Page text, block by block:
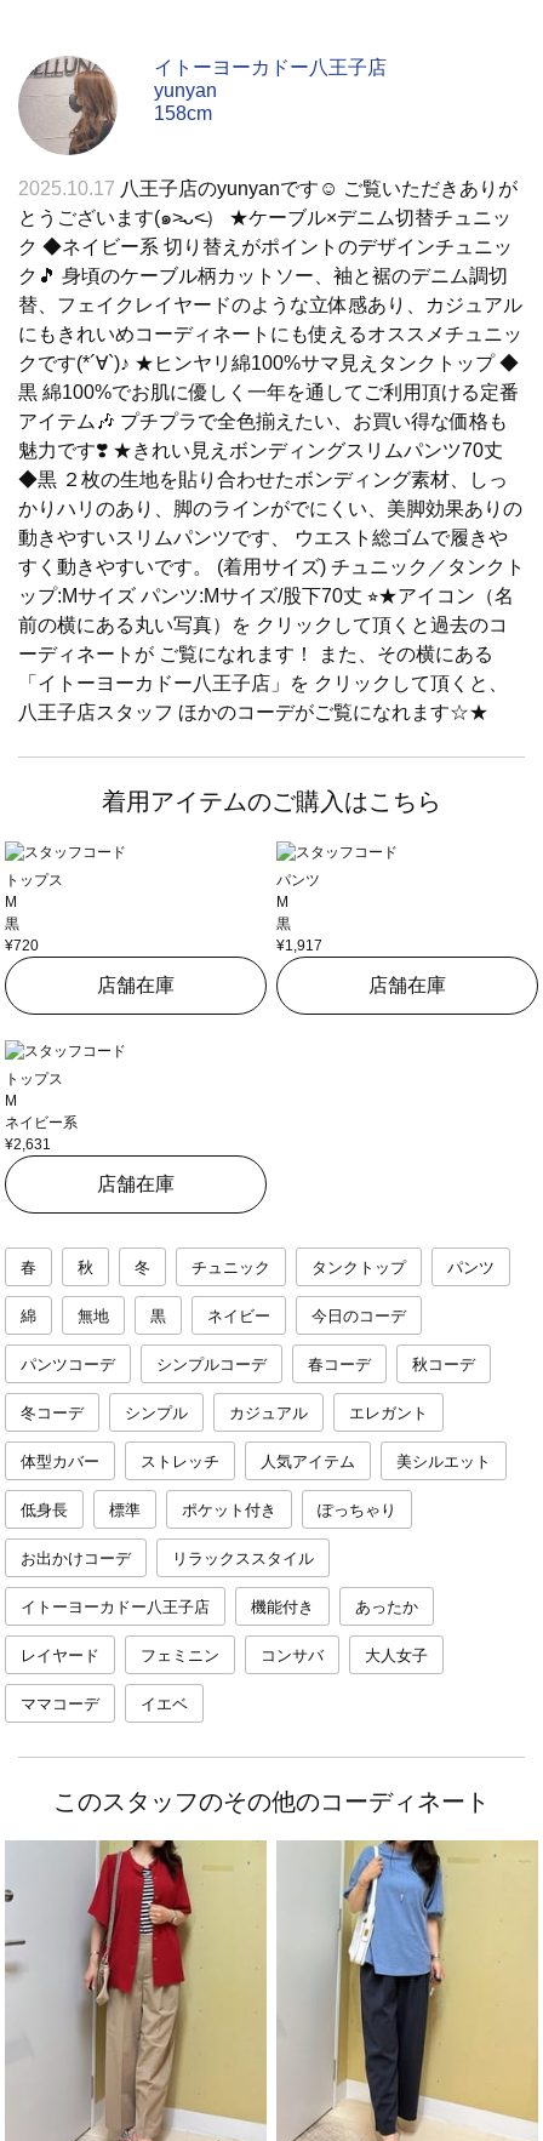
イトーヨーカドー八王子店
yunyan
158cm
2025.10.17 八王子店のyunyanです☺︎ ご覧いただきありが
とうございます(๑˃̵ᴗ˂̵） ★ケーブル×デニム切替チュニッ
ク ◆ネイビー系 切り替えがポイントのデザインチュニッ
ク🎵 身頃のケーブル柄カットソー、袖と裾のデニム調切
替、フェイクレイヤードのような立体感あり、カジュアル
にもきれいめコーディネートにも使えるオススメチュニッ
クです(*´∀`)♪ ★ヒンヤリ綿100%サマ見えタンクトップ ◆
黒 綿100%でお肌に優しく一年を通してご利用頂ける定番
アイテム🎶 プチプラで全色揃えたい、お買い得な価格も
魅力です❣️ ★きれい見えボンディングスリムパンツ70丈
◆黒 ２枚の生地を貼り合わせたボンディング素材、しっ
かりハリのあり、脚のラインがでにくい、美脚効果ありの
動きやすいスリムパンツです、 ウエスト総ゴムで履きや
すく動きやすいです。 (着用サイズ) チュニック／タンクト
ップ:Mサイズ パンツ:Mサイズ/股下70丈 ⭐︎★アイコン（名
前の横にある丸い写真）を クリックして頂くと過去のコ
ーディネートが ご覧になれます！ また、その横にある
「イトーヨーカドー八王子店」を クリックして頂くと、
八王子店スタッフ ほかのコーデがご覧になれます☆★
着用アイテムのご購入はこちら
トップス
M
黒
¥720
店舗在庫
パンツ
M
黒
¥1,917
店舗在庫
トップス
M
ネイビー系
¥2,631
店舗在庫
春 秋 冬 チュニック タンクトップ パンツ
綿 無地 黒 ネイビー 今日のコーデ
パンツコーデ シンプルコーデ 春コーデ 秋コーデ
冬コーデ シンプル カジュアル エレガント
体型カバー ストレッチ 人気アイテム 美シルエット
低身長 標準 ポケット付き ぽっちゃり
お出かけコーデ リラックススタイル
イトーヨーカドー八王子店 機能付き あったか
レイヤード フェミニン コンサバ 大人女子
ママコーデ イエベ
このスタッフのその他のコーディネート